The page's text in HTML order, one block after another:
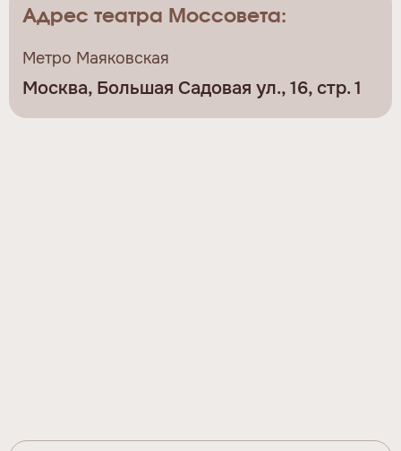
Адрес театра Моссовета:
Метро Маяковская
Москва, Большая Садовая ул., 16, стр. 1